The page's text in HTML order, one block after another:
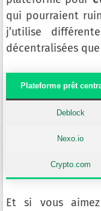
qui pourraient
j’utilise
décentralisées
Plateforme prêt
Deblock
Nexo.io
Crypto.com
Et si vous